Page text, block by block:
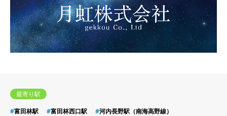
最寄り駅
富田林駅
富田林西口駅
河内長野駅（南海高野線）